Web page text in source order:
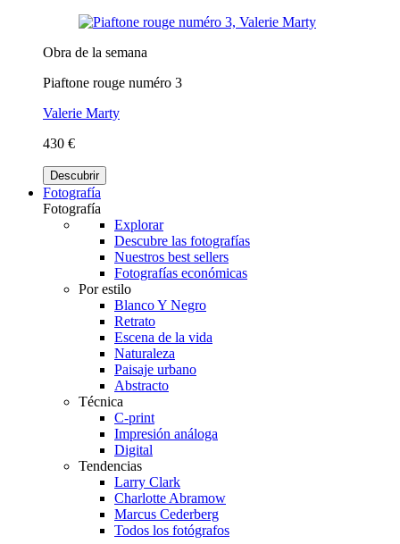
Obra de la semana
Piaftone rouge numéro 3
Valerie Marty
430 €
Descubrir
Fotografía
Fotografía
Explorar
Descubre las fotografías
Nuestros best sellers
Fotografías económicas
Por estilo
Blanco Y Negro
Retrato
Escena de la vida
Naturaleza
Paisaje urbano
Abstracto
Técnica
C-print
Impresión análoga
Digital
Tendencias
Larry Clark
Charlotte Abramow
Marcus Cederberg
Todos los fotógrafos